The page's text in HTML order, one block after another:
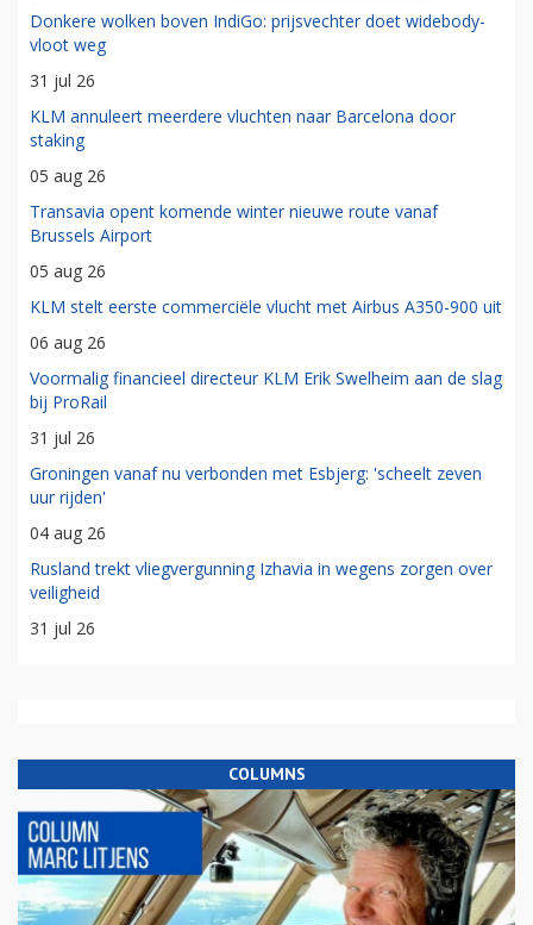
Donkere wolken boven IndiGo: prijsvechter doet widebody-
vloot weg
31 jul 26
KLM annuleert meerdere vluchten naar Barcelona door
staking
05 aug 26
Transavia opent komende winter nieuwe route vanaf
Brussels Airport
05 aug 26
KLM stelt eerste commerciële vlucht met Airbus A350-900 uit
06 aug 26
Voormalig financieel directeur KLM Erik Swelheim aan de slag
bij ProRail
31 jul 26
Groningen vanaf nu verbonden met Esbjerg: 'scheelt zeven
uur rijden'
04 aug 26
Rusland trekt vliegvergunning Izhavia in wegens zorgen over
veiligheid
31 jul 26
COLUMNS